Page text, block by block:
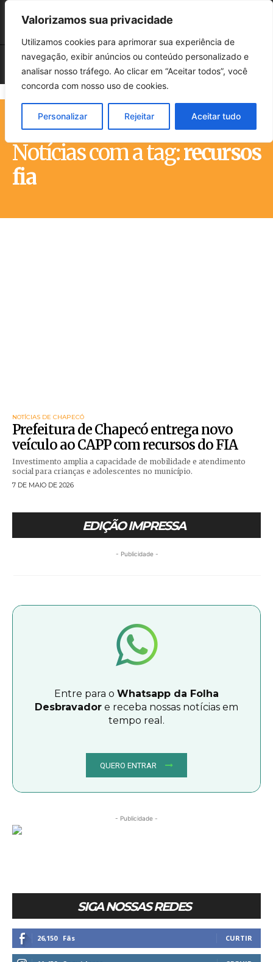
Valorizamos sua privacidade
Utilizamos cookies para aprimorar sua experiência de
navegação, exibir anúncios ou conteúdo personalizado e
analisar nosso tráfego. Ao clicar em “Aceitar todos”, você
concorda com nosso uso de cookies.
Personalizar Rejeitar Aceitar tudo
Notícias com a tag:recursos
fia
NOTÍCIAS DE CHAPECÓ
Prefeitura de Chapecó entrega novo
veículo ao CAPP com recursos do FIA
Investimento amplia a capacidade de mobilidade e atendimento
social para crianças e adolescentes no município.
7 DE MAIO DE 2026
EDIÇÃO IMPRESSA
- Publicidade -
Entre para o Whatsapp da Folha
Desbravador e receba nossas notícias em
tempo real.
QUERO ENTRAR
- Publicidade -
SIGA NOSSAS REDES
26,150 Fãs CURTIR